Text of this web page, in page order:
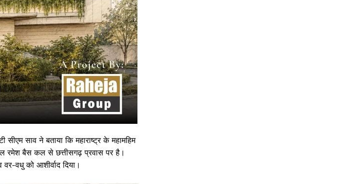
साव ने बताया कि महाराष्ट्र के महामहिम
रमेश बैस कल से छत्तीसगढ़ प्रवास पर है।
वधु को आशीर्वाद दिया।